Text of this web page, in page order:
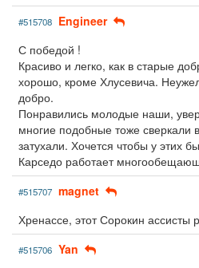
#515708 Engineer
С победой !
Красиво и легко, как в старые
хорошо, кроме Хлусевича.
добро.
Понравились молодые наши,
многие подобные тоже сверкали
затухали. Хочется чтобы у этих
Карседо работает
#515707 magnet
Хренассе, этот Сорокин ассисты
#515706 Yan